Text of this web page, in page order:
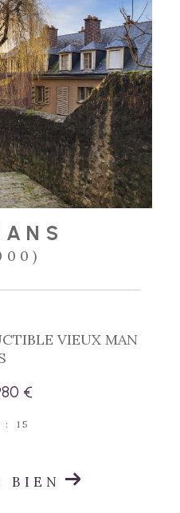
VIEUX MAN
€
: 15
BIEN